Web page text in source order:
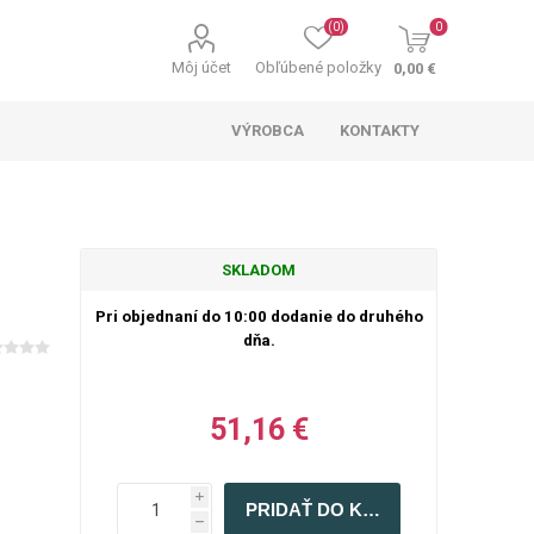
Môj účet Obľúbené položky
(0) 0
0,00 €
VÝROBCA KONTAKTY
SKLADOM
Pri objednaní do 10:00 dodanie do druhého
dňa.
51,16 €
i
h